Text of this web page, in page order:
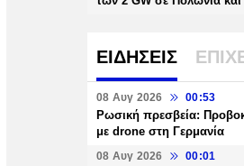
ΕΙΔΗΣΕΙΣ
08 Αυγ 2026 00:53
Ρωσική πρεσβεία:
με drone στη Γερμανία
08 Αυγ 2026 00:01